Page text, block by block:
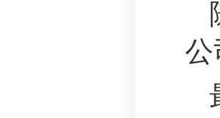
公